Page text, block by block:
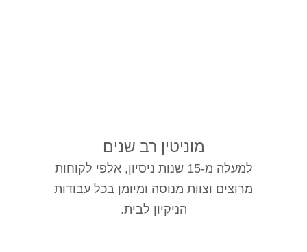
מוניטין רב שנים
למעלה מ-15 שנות ניסיון, אלפי לקוחות
מרוצים וצוות מנוסה ומיומן בכל עבודות
הניקיון לבית.